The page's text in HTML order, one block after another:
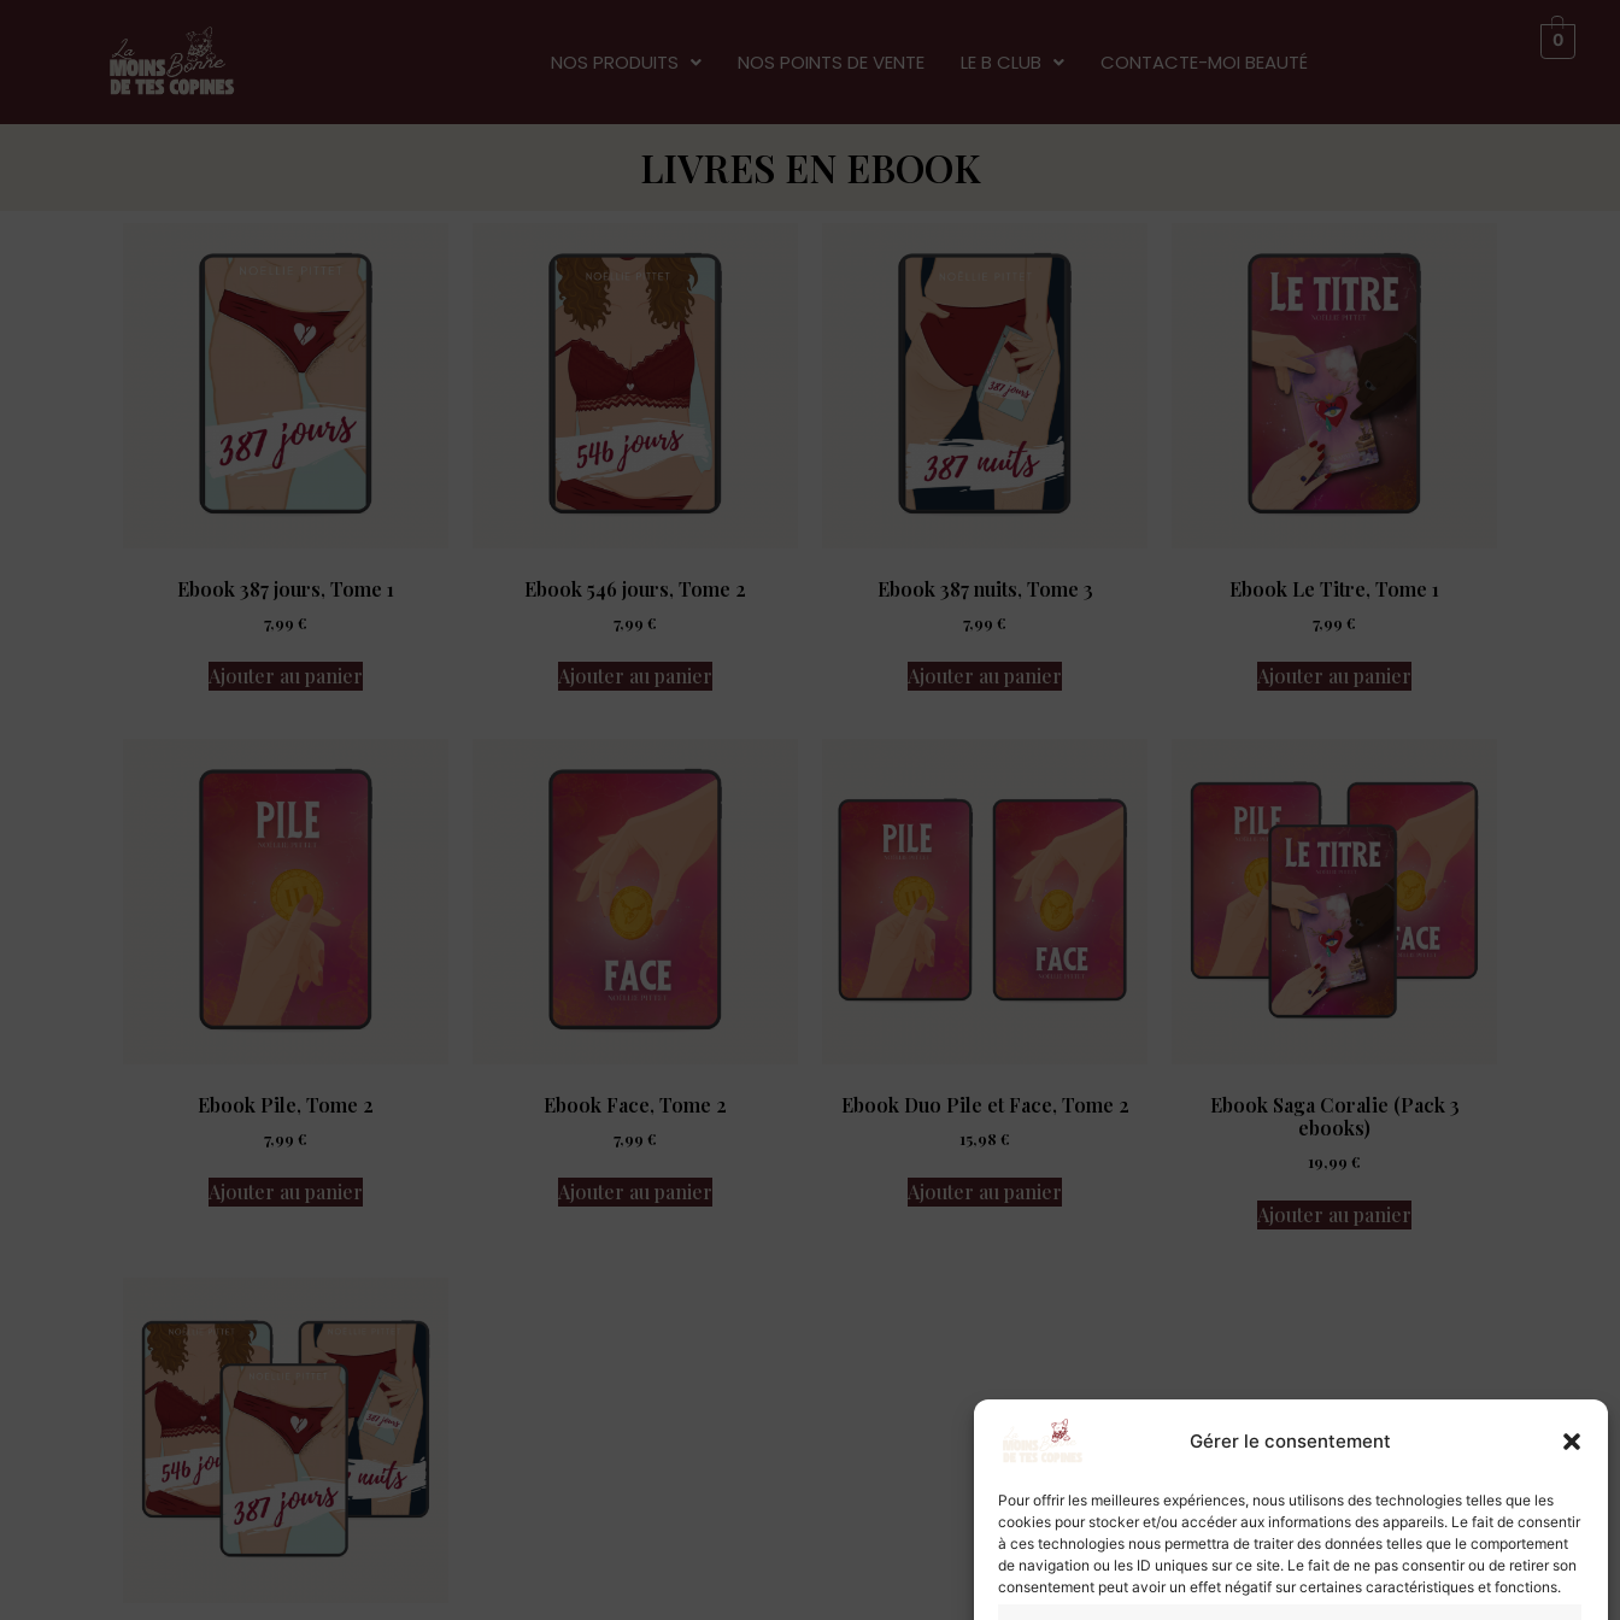
Gérer le consentement
Pour offrir les meilleures expériences, nous utilisons des technologies telles que les
cookies pour stocker et/ou accéder aux informations des appareils. Le fait de consentir
à ces technologies nous permettra de traiter des données telles que le comportement
de navigation ou les ID uniques sur ce site. Le fait de ne pas consentir ou de retirer son
consentement peut avoir un effet négatif sur certaines caractéristiques et fonctions.
NOS PRODUITS NOS POINTS DE VENTE LE B CLUB CONTACTE-MOI BEAUTÉ
0
LIVRES EN EBOOK
Ebook 387 jours, Tome 1
7,99 €
Ajouter au panier
Ebook 546 jours, Tome 2
7,99 €
Ajouter au panier
Ebook 387 nuits, Tome 3
7,99 €
Ajouter au panier
Ebook Le Titre, Tome 1
7,99 €
Ajouter au panier
Ebook Pile, Tome 2
7,99 €
Ajouter au panier
Ebook Face, Tome 2
7,99 €
Ajouter au panier
Ebook Duo Pile et Face, Tome 2
15,98 €
Ajouter au panier
Ebook Saga Coralie (Pack 3
ebooks)
19,99 €
Ajouter au panier